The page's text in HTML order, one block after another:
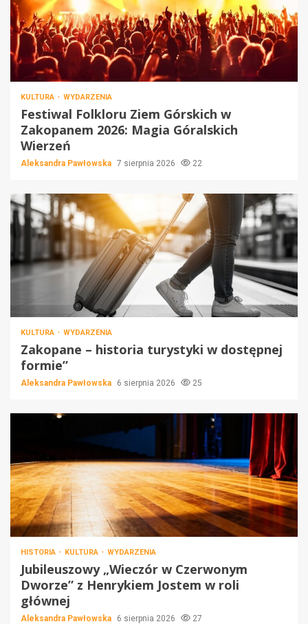
KULTURA WYDARZENIA
Festiwal Folkloru Ziem Górskich w
Zakopanem 2026: Magia Góralskich
Wierzeń
Aleksandra Pawłowska 7 sierpnia 2026 22
KULTURA WYDARZENIA
Zakopane – historia turystyki w dostępnej
formie”
Aleksandra Pawłowska 6 sierpnia 2026 25
HISTORIA KULTURA WYDARZENIA
Jubileuszowy „Wieczór w Czerwonym
Dworze” z Henrykiem Jostem w roli
głównej
Aleksandra Pawłowska 6 sierpnia 2026 27